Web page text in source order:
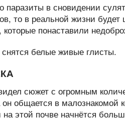
паразиты в сновидении
то в реальной жизни
понаставили
сюжет с огромным
он общается в
этой почве начнётся